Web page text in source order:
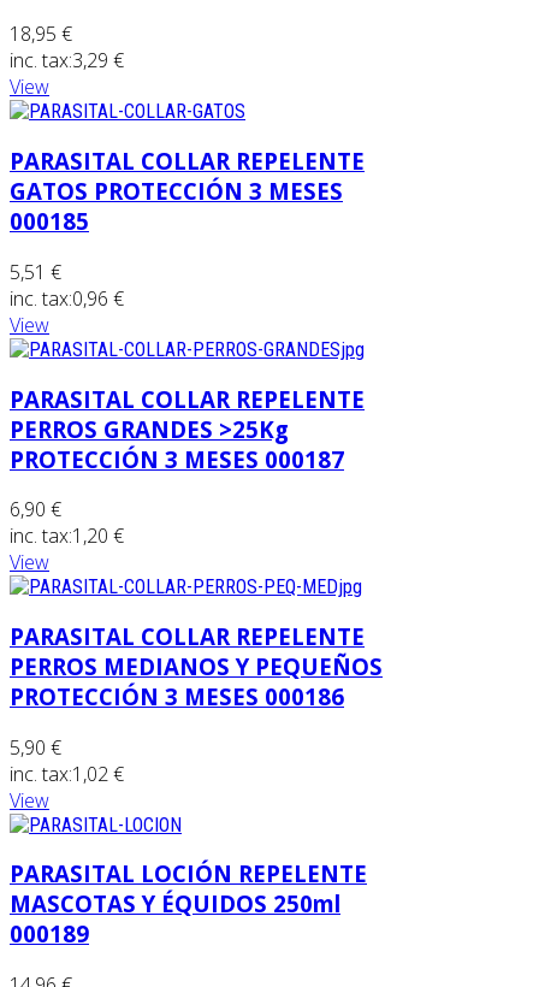
18,95 €
inc. tax:3,29 €
View
PARASITAL COLLAR REPELENTE
GATOS PROTECCIÓN 3 MESES
000185
5,51 €
inc. tax:0,96 €
View
PARASITAL COLLAR REPELENTE
PERROS GRANDES >25Kg
PROTECCIÓN 3 MESES 000187
6,90 €
inc. tax:1,20 €
View
PARASITAL COLLAR REPELENTE
PERROS MEDIANOS Y PEQUEÑOS
PROTECCIÓN 3 MESES 000186
5,90 €
inc. tax:1,02 €
View
PARASITAL LOCIÓN REPELENTE
MASCOTAS Y ÉQUIDOS 250ml
000189